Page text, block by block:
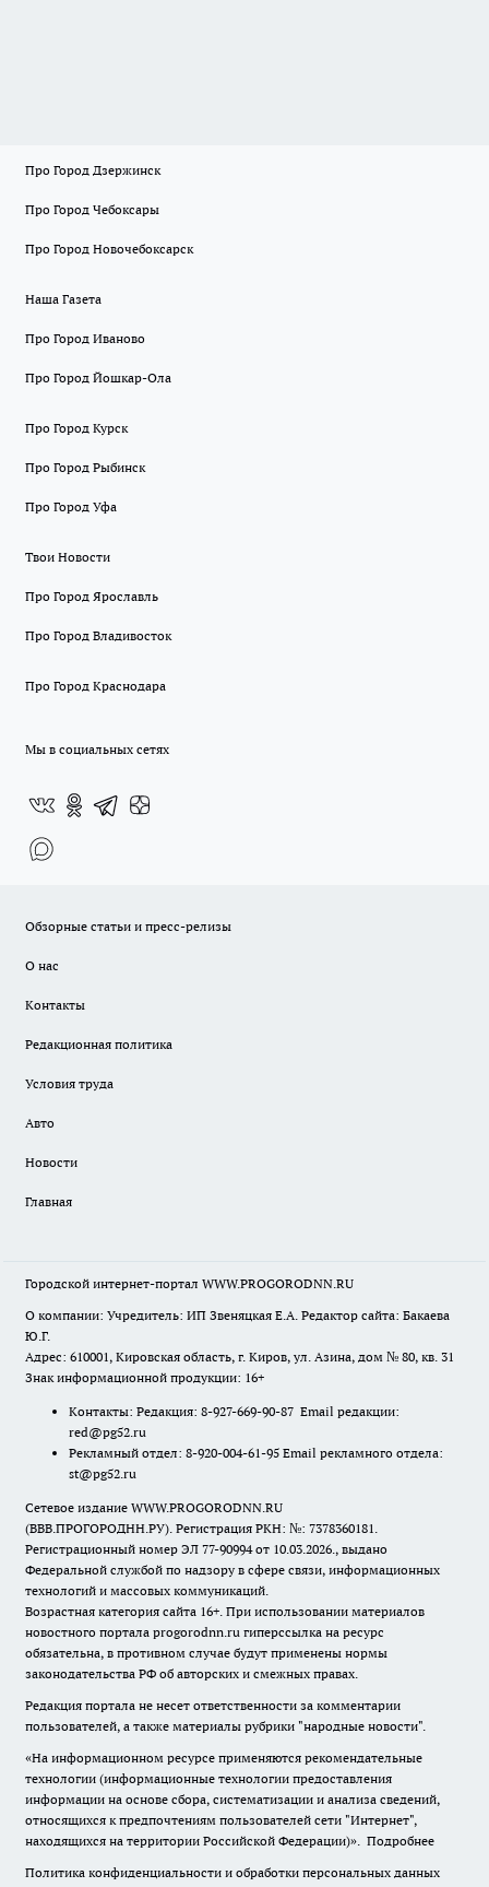
Про Город Дзержинск
Про Город Чебоксары
Про Город Новочебоксарск
Наша Газета
Про Город Иваново
Про Город Йошкар-Ола
Про Город Курск
Про Город Рыбинск
Про Город Уфа
Твои Новости
Про Город Ярославль
Про Город Владивосток
Про Город Краснодара
Мы в социальных сетях
Обзорные статьи и пресс-релизы
О нас
Контакты
Редакционная политика
Условия труда
Авто
Новости
Главная
Городской интернет-портал WWW.PROGORODNN.RU
О компании: Учредитель: ИП Звеняцкая Е.А. Редактор сайта: Бакаева
Ю.Г.
Адрес: 610001, Кировская область, г. Киров, ул. Азина, дом № 80, кв. 31
Знак информационной продукции: 16+
Контакты: Редакция: 8-927-669-90-87 Email редакции:
red@pg52.ru
Рекламный отдел: 8-920-004-61-95 Email рекламного отдела:
st@pg52.ru
Сетевое издание WWW.PROGORODNN.RU
(ВВВ.ПРОГОРОДНН.РУ). Регистрация РКН: №: 7378360181.
Регистрационный номер ЭЛ 77-90994 от 10.03.2026., выдано
Федеральной службой по надзору в сфере связи, информационных
технологий и массовых коммуникаций.
Возрастная категория сайта 16+. При использовании материалов
новостного портала progorodnn.ru гиперссылка на ресурс
обязательна, в противном случае будут применены нормы
законодательства РФ об авторских и смежных правах.
Редакция портала не несет ответственности за комментарии
пользователей, а также материалы рубрики "народные новости".
«На информационном ресурсе применяются рекомендательные
технологии (информационные технологии предоставления
информации на основе сбора, систематизации и анализа сведений,
относящихся к предпочтениям пользователей сети "Интернет",
находящихся на территории Российской Федерации)». Подробнее
Политика конфиденциальности и обработки персональных данных